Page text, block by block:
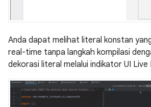
Anda dapat melihat literal konstan
real-time tanpa langkah kompilasi
dekorasi literal melalui indikator UI